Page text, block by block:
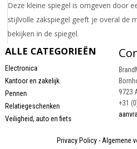
Deze kleine spiegel is omgeven door
stijlvolle zakspiegel geeft je overal de
bekijken in de spiegel.
Draai uw mobiel voor de Prijs
9723
+31
ALLE CATEGORIEËN
Electronica
Kantoor en zakelijk
Pennen
Relatiegeschenken
Veiligheid, auto en fiets
Privacy Policy- Algemene